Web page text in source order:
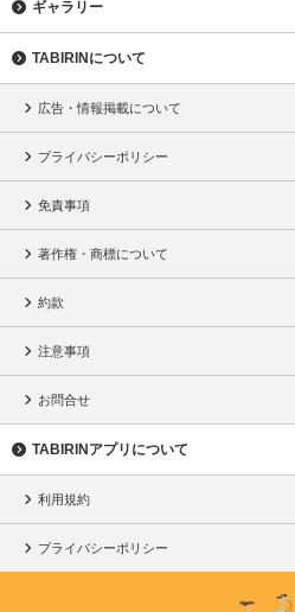
ギャラリー
TABIRINについて
広告・情報掲載について
プライバシーポリシー
免責事項
著作権・商標について
約款
注意事項
お問合せ
TABIRINアプリについて
利用規約
プライバシーポリシー